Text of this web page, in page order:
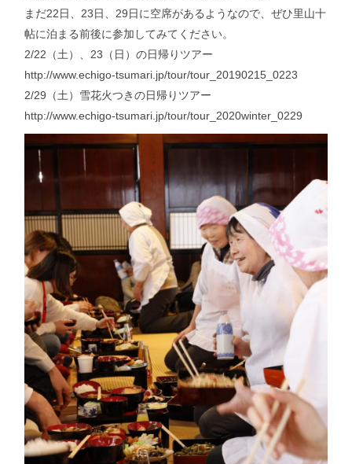
まだ22日、23日、29日に空席があるようなので、ぜひ里山十
帖に泊まる前後に参加してみてください。
2/22（土）、23（日）の日帰りツアー
http://www.echigo-tsumari.jp/tour/tour_20190215_0223
2/29（土）雪花火つきの日帰りツアー
http://www.echigo-tsumari.jp/tour/tour_2020winter_0229